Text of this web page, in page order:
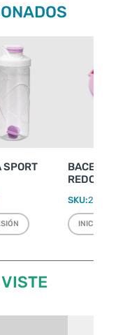
SPORT
REDONDA
SKU:2246
INICIÁ